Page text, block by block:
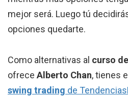
mejor será. Luego tú
opciones quedarte.
Como alternativas al curso
ofrece Alberto Chan, tienes
swing trading de